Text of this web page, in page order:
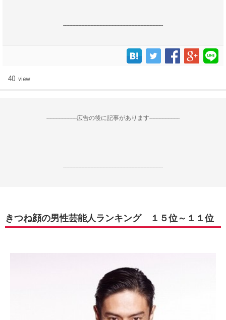
------------------------------------------------------------------
40 view
--------------------広告の後に記事があります--------------------
------------------------------------------------------------------
きつね顔の男性芸能人ランキング １５位～１１位